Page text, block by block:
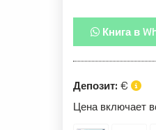
Книга в
Депозит: €
Цена включает